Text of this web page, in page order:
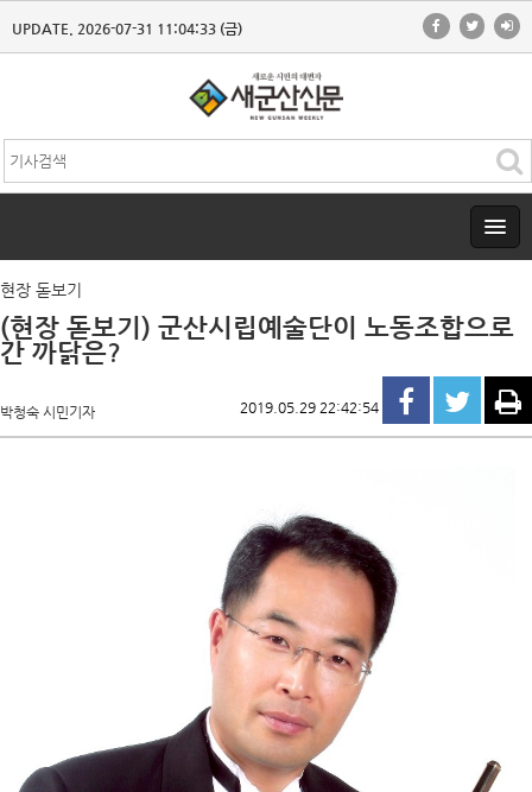
UPDATE. 2026-07-31 11:04:33 (금)
현장 돋보기
(현장 돋보기) 군산시립예술단이 노동조합으로
간 까닭은?
박청숙 시민기자 2019.05.29 22:42:54